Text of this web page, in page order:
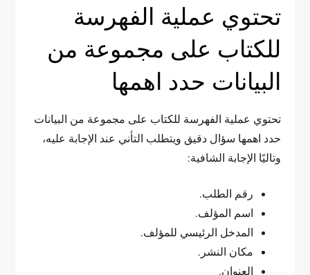
تحتوي عملية الفهرسة
للكتاب على مجموعة من
البيانات حدد اهمها
تحتوي عملية الفهرسة للكتاب على مجموعة من البيانات
حدد اهمها سؤال دقيق ويتطلب التأني عند الإجابة عليه،
وتاليًا الإجابة الشافية:
رقم الطلب.
اسم المؤلف.
المدخل الرئيسي للمؤلف.
مكان النشر.
العنوان.